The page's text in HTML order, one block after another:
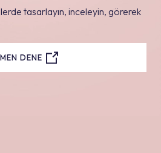
tasarlayın, inceleyin, görerek
DENE